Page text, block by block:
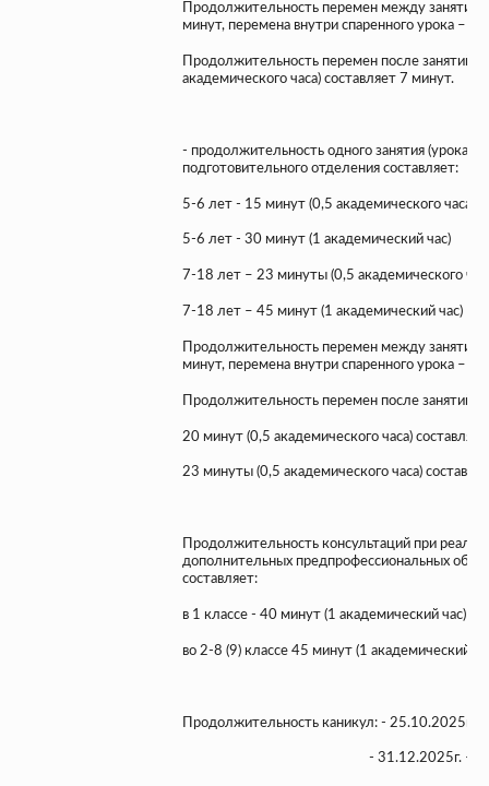
Продолжительность перемен между
минут, перемена внутри спаренного урока – 5
Продолжительность перемен после занятий
академического часа) составляет 7 минут.
- продолжительность одного занятия (урока)
подготовительного отделения составляет:
5-6 лет - 15 минут (0,5 академического часа)
5-6 лет - 30 минут (1 академический час)
7-18 лет – 23 минуты (0,5 академического
7-18 лет – 45 минут (1 академический час)
Продолжительность перемен между
минут, перемена внутри спаренного урока – 5
Продолжительность перемен после занятий
20 минут (0,5 академического часа)
23 минуты (0,5 академического часа)
Продолжительность консультаций при
дополнительных предпрофессиональных
составляет:
в 1 классе - 40 минут (1 академический час)
во 2-8 (9) классе 45 минут (1 академический
Продолжительность каникул: - 25.10.2025г.
- 31.12.2025г. –